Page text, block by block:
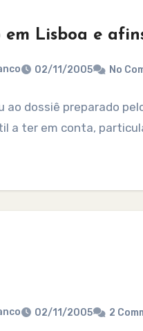
em Lisboa e
02/11/2005 No
ao dossiê preparado
a ter em conta,
02/11/2005 2